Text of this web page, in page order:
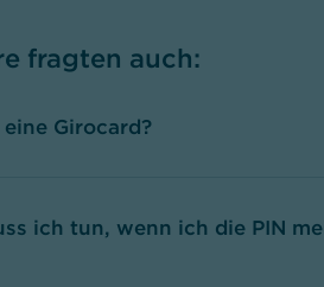
fragten auch:
Girocard?
ich tun, wenn ich die PIN